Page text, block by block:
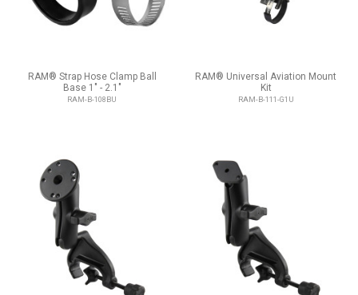
RAM® Strap Hose Clamp Ball
Base 1" - 2.1"
RAM-B-108BU
RAM® Universal Aviation Mount
Kit
RAM-B-111-G1U